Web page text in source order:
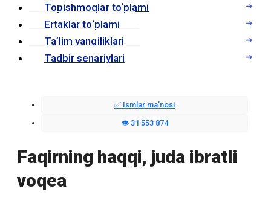
Topishmoqlar to‘plami
Ertaklar to‘plami
Taʼlim yangiliklari
Tadbir senariylari
✅ Ismlar maʼnosi
👁️ 31 553 874
Faqirning haqqi, juda ibratli
voqea